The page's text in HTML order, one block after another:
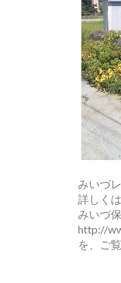
みいづ
詳しく
みいづ
http://
を、ご